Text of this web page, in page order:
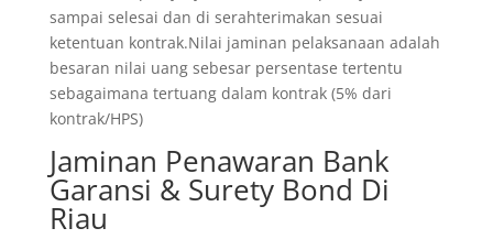
sampai selesai dan di serahterimakan sesuai
ketentuan kontrak.Nilai jaminan pelaksanaan adalah
besaran nilai uang sebesar persentase tertentu
sebagaimana tertuang dalam kontrak (5% dari
kontrak/HPS)
Jaminan Penawaran Bank
Garansi & Surety Bond Di
Riau